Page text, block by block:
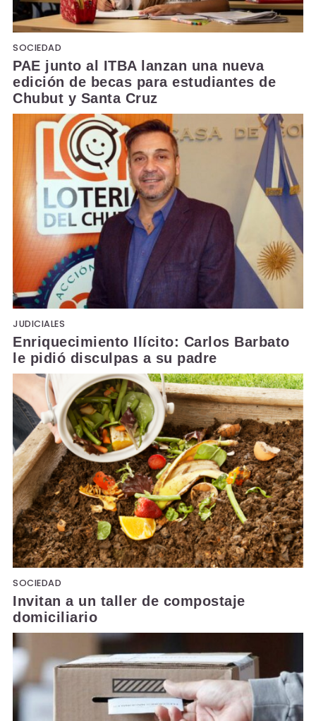
SOCIEDAD
PAE junto al ITBA lanzan una nueva
edición de becas para estudiantes de
Chubut y Santa Cruz
JUDICIALES
Enriquecimiento Ilícito: Carlos Barbato
le pidió disculpas a su padre
SOCIEDAD
Invitan a un taller de compostaje
domiciliario